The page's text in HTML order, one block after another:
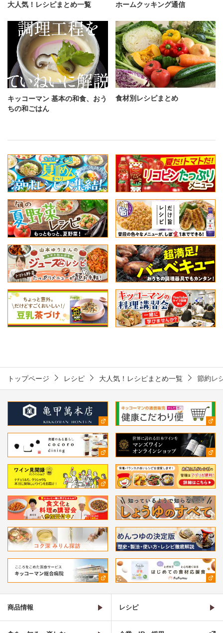
大人気！レシピまとめ一覧 ホームクッキング通信
キッコーマン 基本の和食、おう
ちの和ごはん
食材別レシピまとめ
トップページ レシピ 大人気！レシピまとめ一覧 節約レ
商品情報 レシピ